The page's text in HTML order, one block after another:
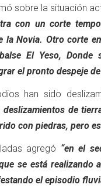
sobre la situación
con un corte
la Novia. Otro corte
El Yeso, Donde
el pronto despeje
han sido
deslizamientos de
con piedras, pero
agregó “en el
se está realizando
el episodio